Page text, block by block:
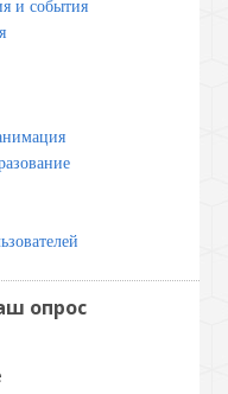
и события
опрос